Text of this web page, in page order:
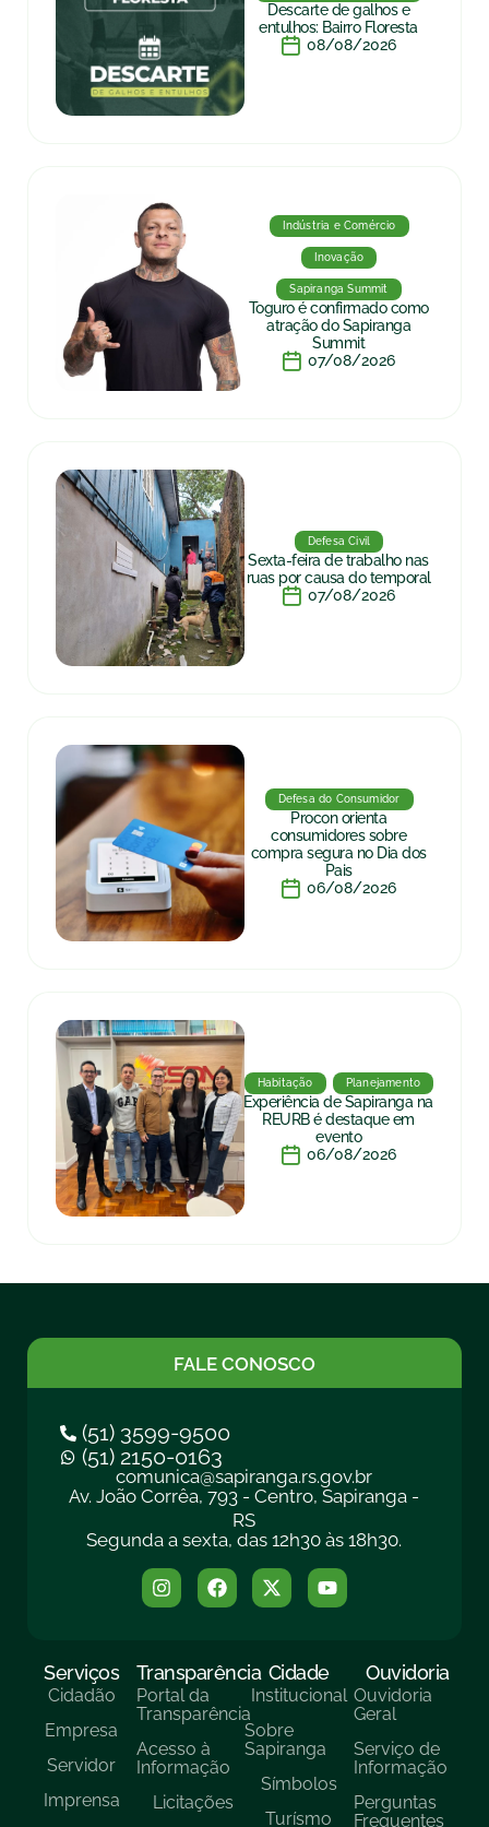
Descarte de galhos e
entulhos: Bairro Floresta
08/08/2026
Indústria e Comércio
Inovação
Sapiranga Summit
Toguro é confirmado como
atração do Sapiranga
Summit
07/08/2026
Defesa Civil
Sexta-feira de trabalho nas
ruas por causa do temporal
07/08/2026
Defesa do Consumidor
Procon orienta
consumidores sobre
compra segura no Dia dos
Pais
06/08/2026
Habitação Planejamento
Experiência de Sapiranga na
REURB é destaque em
evento
06/08/2026
FALE CONOSCO
(51) 3599-9500
(51) 2150-0163
comunica@sapiranga.rs.gov.br
Av. João Corrêa, 793 - Centro, Sapiranga -
RS
Segunda a sexta, das 12h30 às 18h30.
Serviços
Cidadão
Empresa
Servidor
Imprensa
Transparência
Portal da
Transparência
Acesso à
Informação
Licitações
Cidade
Institucional
Sobre
Sapiranga
Símbolos
Turísmo
Ouvidoria
Ouvidoria
Geral
Serviço de
Informação
Perguntas
Frequentes